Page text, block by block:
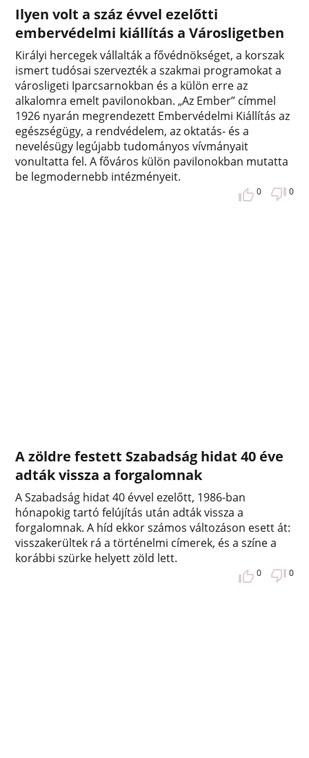
Ilyen volt a száz évvel ezelőtti
embervédelmi kiállítás a Városligetben
Királyi hercegek vállalták a fővédnökséget, a korszak
ismert tudósai szervezték a szakmai programokat a
városligeti Iparcsarnokban és a külön erre az
alkalomra emelt pavilonokban. „Az Ember” címmel
1926 nyarán megrendezett Embervédelmi Kiállítás az
egészségügy, a rendvédelem, az oktatás- és a
nevelésügy legújabb tudományos vívmányait
vonultatta fel. A főváros külön pavilonokban mutatta
be legmodernebb intézményeit.
0 0
A zöldre festett Szabadság hidat 40 éve
adták vissza a forgalomnak
A Szabadság hidat 40 évvel ezelőtt, 1986-ban
hónapokig tartó felújítás után adták vissza a
forgalomnak. A híd ekkor számos változáson esett át:
visszakerültek rá a történelmi címerek, és a színe a
korábbi szürke helyett zöld lett.
0 0